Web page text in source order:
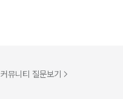
커뮤니티 질문보기